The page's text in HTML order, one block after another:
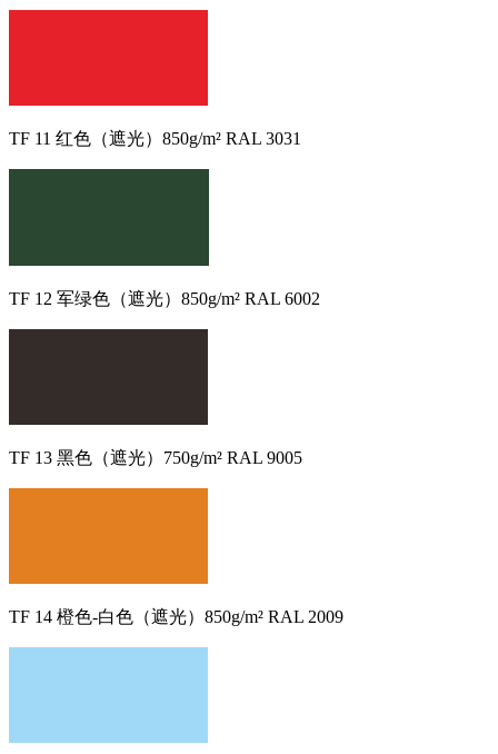
TF 11 红色（遮光）850g/m² RAL 3031
TF 12 军绿色（遮光）850g/m² RAL 6002
TF 13 黑色（遮光）750g/m² RAL 9005
TF 14 橙色-白色（遮光）850g/m² RAL 2009